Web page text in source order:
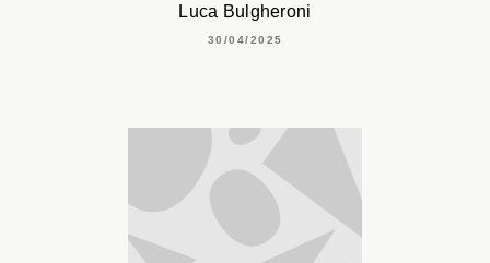
Luca Bulgheroni
30/04/2025